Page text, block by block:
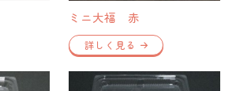
ミニ大福 赤
詳しく見る